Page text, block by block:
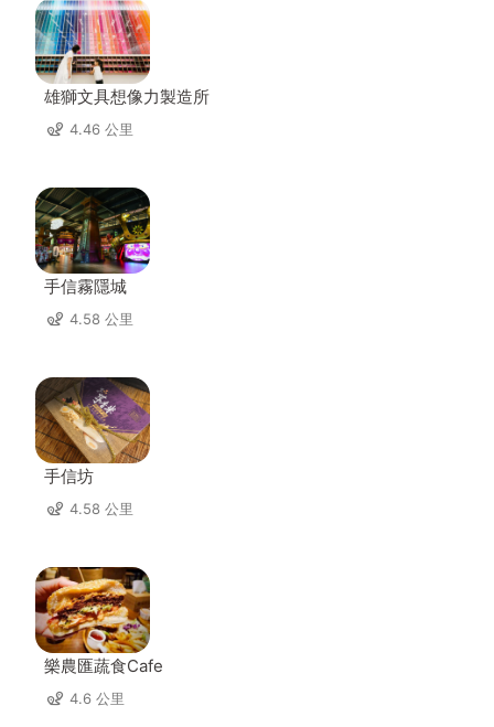
雄獅文具想像力製造所
4.46 公里
手信霧隱城
4.58 公里
手信坊
4.58 公里
樂農匯蔬食Cafe
4.6 公里